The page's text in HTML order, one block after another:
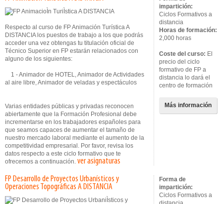
Respecto al curso de FP Animación Turística A
DISTANCIA los puestos de trabajo a los que podrás
acceder una vez obtengas tu titulación oficial de
Técnico Superior en FP estarán relacionados con
alguno de los siguientes:
1 - Animador de HOTEL, Animador de Actividades
al aire libre, Animador de veladas y espectáculos
Varias entidades públicas y privadas reconocen
abiertamente que la Formación Profesional debe
incrementarse en los trabajadores españoles para
que seamos capaces de aumentar el tamaño de
nuestro mercado laboral mediante el aumento de la
competitividad empresarial. Por favor, revisa los
datos respecto a este ciclo formativo que te
ofrecemos a continuación. ver asignaturas
impartición:
Ciclos Formativos a
distancia
Horas de formación:
2,000 horas
Coste del curso: El
precio del ciclo
formativo de FP a
distancia lo dará el
centro de formación
Más información
FP Desarrollo de Proyectos Urbanísticos y
Operaciones Topográficas A DISTANCIA
Forma de
impartición:
Ciclos Formativos a